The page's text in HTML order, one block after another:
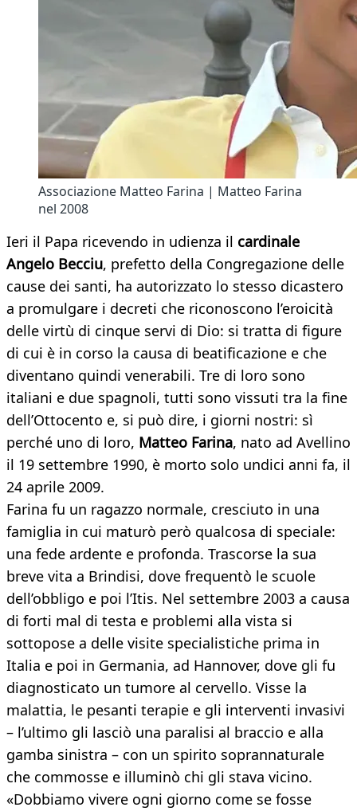
Associazione Matteo Farina | Matteo Farina
nel 2008
Ieri il Papa ricevendo in udienza il cardinale
Angelo Becciu, prefetto della Congregazione delle
cause dei santi, ha autorizzato lo stesso dicastero
a promulgare i decreti che riconoscono l’eroicità
delle virtù di cinque servi di Dio: si tratta di figure
di cui è in corso la causa di beatificazione e che
diventano quindi venerabili. Tre di loro sono
italiani e due spagnoli, tutti sono vissuti tra la fine
dell’Ottocento e, si può dire, i giorni nostri: sì
perché uno di loro, Matteo Farina, nato ad Avellino
il 19 settembre 1990, è morto solo undici anni fa, il
24 aprile 2009.
Farina fu un ragazzo normale, cresciuto in una
famiglia in cui maturò però qualcosa di speciale:
una fede ardente e profonda. Trascorse la sua
breve vita a Brindisi, dove frequentò le scuole
dell’obbligo e poi l’Itis. Nel settembre 2003 a causa
di forti mal di testa e problemi alla vista si
sottopose a delle visite specialistiche prima in
Italia e poi in Germania, ad Hannover, dove gli fu
diagnosticato un tumore al cervello. Visse la
malattia, le pesanti terapie e gli interventi invasivi
– l’ultimo gli lasciò una paralisi al braccio e alla
gamba sinistra – con un spirito soprannaturale
che commosse e illuminò chi gli stava vicino.
«Dobbiamo vivere ogni giorno come se fosse